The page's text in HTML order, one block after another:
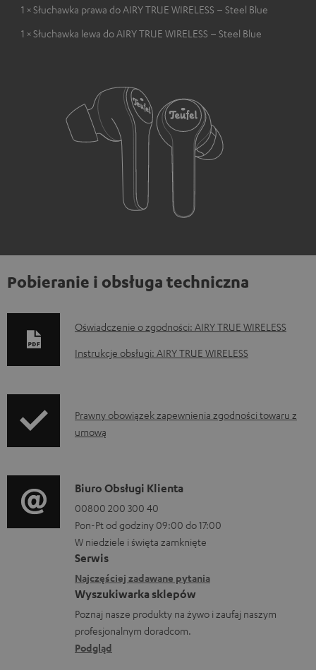
1 × Słuchawka prawa do AIRY TRUE WIRELESS – Steel Blue
1 × Słuchawka lewa do AIRY TRUE WIRELESS – Steel Blue
Pobieranie i obsługa techniczna
D
o
m
e
y
d
o
p
o
b
r
a
Oświadczenie o zgodności: AIRY TRUE WIRELESS
Instrukcje obsługi: AIRY TRUE WIRELESS
I
n
o
r
m
a
c
j
e
d
o
Prawny obowiązek zapewnienia zgodności towaru z
umową
D
a
n
e
k
o
n
t
a
Biuro Obsługi Klienta
00800 200 300 40
Pon-Pt od godziny 09:00 do 17:00
W niedziele i święta zamknięte
Serwis
Najczęściej zadawane pytania
Wyszukiwarka sklepów
Poznaj nasze produkty na żywo i zaufaj naszym
profesjonalnym doradcom.
Podgląd